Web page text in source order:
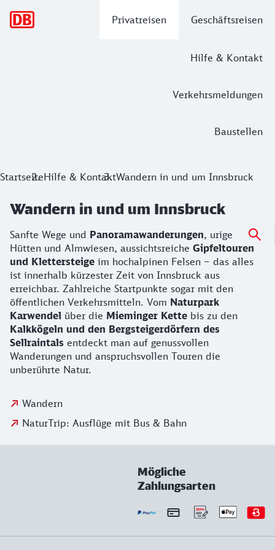
Privatreisen Geschäftsreisen
Hilfe & Kontakt
Verkehrsmeldungen
Baustellen
StartseiteHilfe & KontaktWandern in und um Innsbruck
Wandern in und um Innsbruck
Sanfte Wege und Panoramawanderungen, urige
Hütten und Almwiesen, aussichtsreiche Gipfeltouren
und Klettersteige im hochalpinen Felsen – das alles
ist innerhalb kürzester Zeit von Innsbruck aus
erreichbar. Zahlreiche Startpunkte sogar mit den
öffentlichen Verkehrsmitteln. Vom Naturpark
Karwendel über die Mieminger Kette bis zu den
Kalkkögeln und den Bergsteigerdörfern des
Sellraintals entdeckt man auf genussvollen
Wanderungen und anspruchsvollen Touren die
unberührte Natur.
Wandern
NaturTrip: Ausflüge mit Bus & Bahn
Mögliche
Zahlungsarten